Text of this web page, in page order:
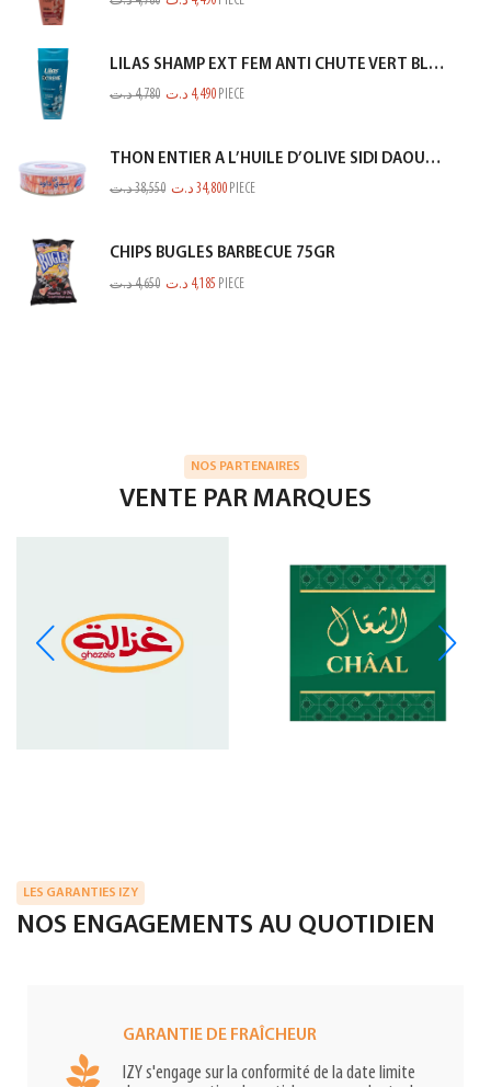
LILAS SHAMP EXT FEM ANTI CHUTE VERT BLEUTE 350ML
4,780د.ت 4,490 د.ت PIECE
THON ENTIER A L’HUILE D’OLIVE SIDI DAOUD 950G
38,550د.ت 34,800 د.ت PIECE
CHIPS BUGLES BARBECUE 75GR
4,650د.ت 4,185 د.ت PIECE
NOS PARTENAIRES
VENTE PAR MARQUES
LES GARANTIES IZY
NOS ENGAGEMENTS AU QUOTIDIEN
GARANTIE DE FRAÎCHEUR
IZY s'engage sur la conformité de la date limite